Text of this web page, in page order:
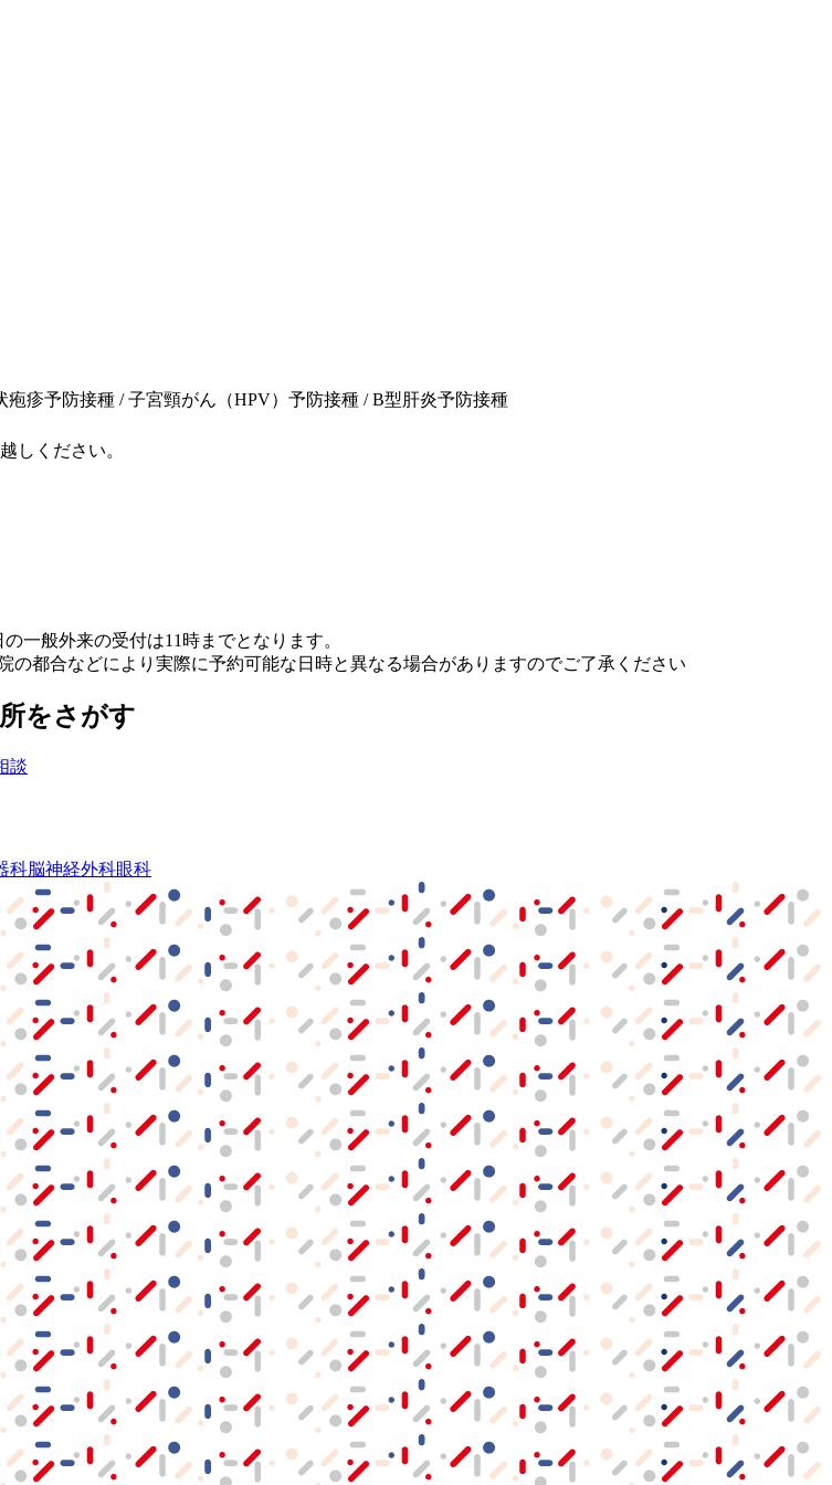
疹予防接種 / 子宮頸がん（HPV）予防接種 / B型肝炎予防接種
しください。
一般外来の受付は11時までとなります。
都合などにより実際に予約可能な日時と異なる場合がありますのでご了承ください
をさがす
談
科脳神経外科眼科